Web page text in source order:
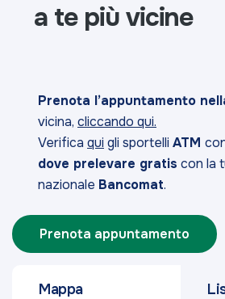
a te più vicine
Prenota l’appuntamento
vicina, cliccando qui.
Verifica qui gli sportelli ATM
dove prelevare gratis con la
nazionale Bancomat.
Prenota appuntamento
Mappa